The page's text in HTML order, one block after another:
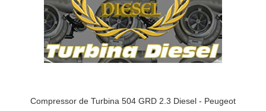
Compressor de Turbina 504 GRD 2.3 Diesel - Peugeot